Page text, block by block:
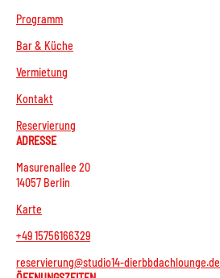
Programm
Bar & Küche
Vermietung
Kontakt
Reservierung
ADRESSE
Masurenallee 20
14057 Berlin
Karte
+49 15756166329
reservierung@studio14-dierbbdachlounge.de